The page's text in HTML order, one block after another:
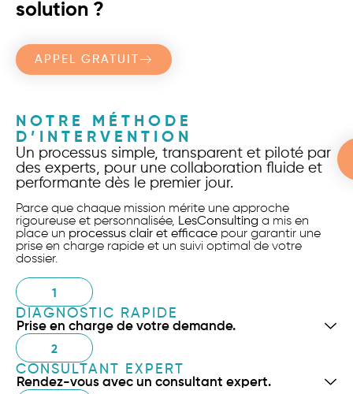
solution ?
APPEL GRATUIT
NOTRE MÉTHODE
D’INTERVENTION
Un processus simple, transparent et piloté par
des experts, pour une collaboration fluide et
performante dès le premier jour.
Parce que chaque mission mérite une approche
rigoureuse et personnalisée, LesConsulting a mis en
place un processus clair et efficace pour garantir une
prise en charge rapide et un suivi optimal de votre
dossier.
1
DIAGNOSTIC RAPIDE
Prise en charge de votre demande.
2
CONSULTANT EXPERT
Rendez-vous avec un consultant expert.